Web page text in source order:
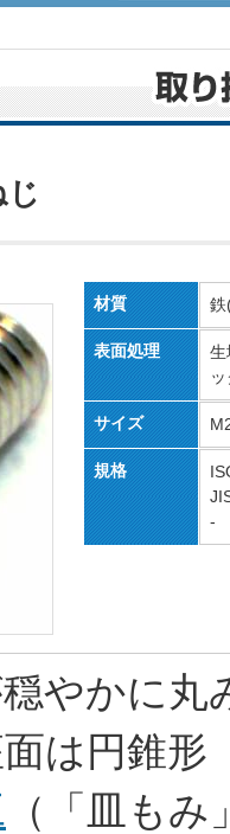
材質 鉄
表面処理
生
サイズ
規格
-
やかに丸
は円錐形
（「皿も